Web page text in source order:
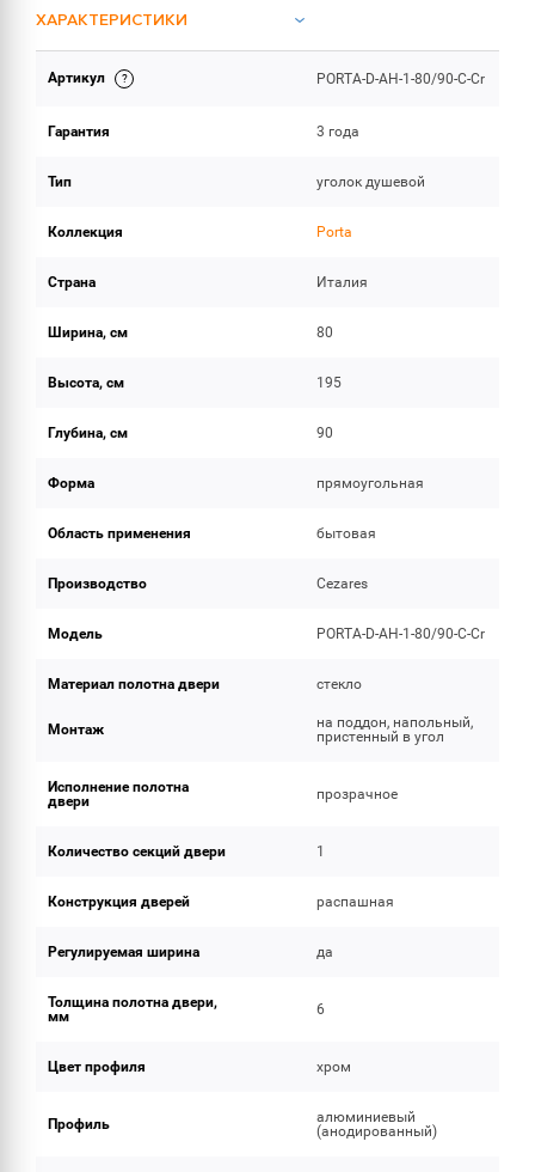
ХАРАКТЕРИСТИКИ
ОБЪЕМ ПОСТАВКИ
Артикул PORTA-D-AH-1-80/90-C-Cr
Гарантия 3 года
Тип уголок душевой
Коллекция Porta
Страна Италия
Ширина, см 80
Высота, см 195
Глубина, см 90
Форма прямоугольная
Область применения бытовая
Производство Cezares
Модель PORTA-D-AH-1-80/90-C-Cr
Материал полотна двери стекло
Монтаж
на поддон, напольный,
пристенный в угол
Исполнение полотна
двери
прозрачное
Количество секций двери 1
Конструкция дверей распашная
Регулируемая ширина да
Толщина полотна двери,
мм
6
Цвет профиля хром
Профиль
алюминиевый
(анодированный)